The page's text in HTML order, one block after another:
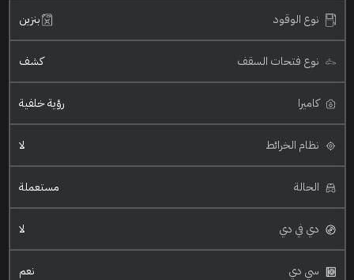
نوع الوقود بنزين
نوع فتحات السقف كشف
كاميرا رؤية خلفية
نظام الخرائط لا
الحالة مستعملة
دي في دي لا
سي دي نعم